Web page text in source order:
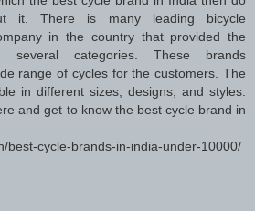
it. There is many leading bicycle
in the country that provided the
categories. These brands
range of cycles for the customers. The
in different sizes, designs, and styles.
and get to know the best cycle brand in
best-cycle-brands-in-india-under-10000/